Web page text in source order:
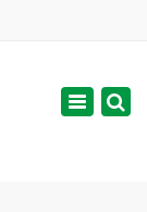
Toggle